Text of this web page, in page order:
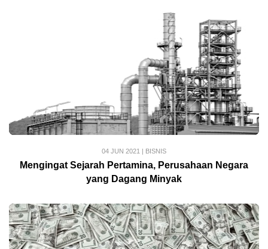
04 JUN 2021 | BISNIS
Mengingat Sejarah Pertamina, Perusahaan Negara
yang Dagang Minyak